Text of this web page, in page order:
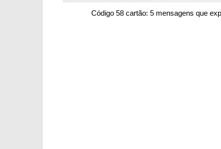
Código 58 cartão: 5 mensagens que